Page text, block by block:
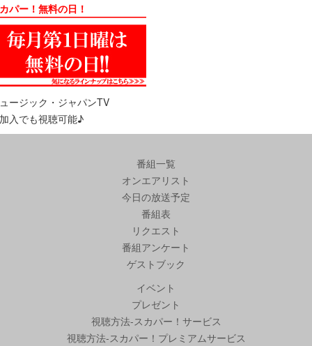
パー！無料の日！
ージック・ジャパンTV
入でも視聴可能♪
番組一覧
オンエアリスト
今日の放送予定
番組表
リクエスト
番組アンケート
ゲストブック
イベント
プレゼント
視聴方法-スカパー！サービス
視聴方法-スカパー！プレミアムサービス